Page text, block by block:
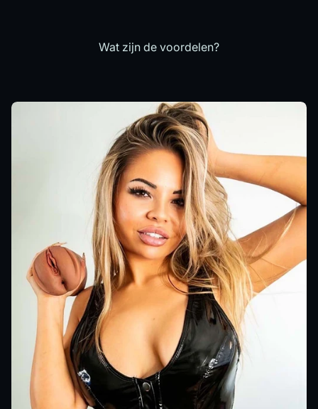
Wat zijn de voordelen?